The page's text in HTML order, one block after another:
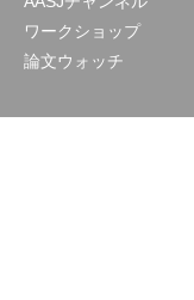
ワークショップ
論文ウォッチ